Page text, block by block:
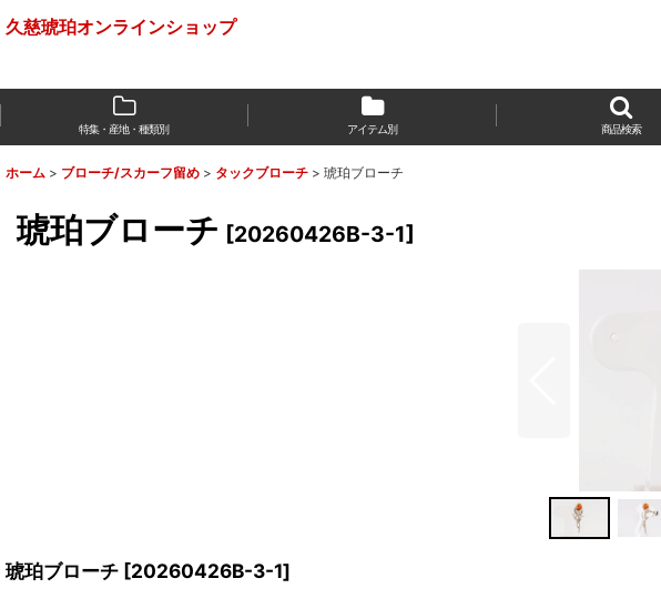
久慈琥珀オンラインショップ
特集・産地・種類別 アイテム別 商品検索
ホーム > ブローチ/スカーフ留め > タックブローチ > 琥珀ブローチ
琥珀ブローチ [20260426B-3-1]
琥珀ブローチ [20260426B-3-1]